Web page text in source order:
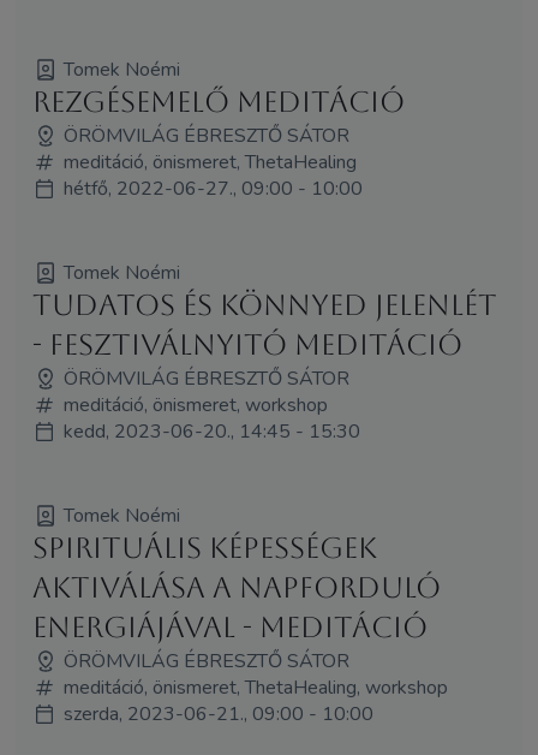
Tomek Noémi
Rezgésemelő meditáció
ÖRÖMVILÁG ÉBRESZTŐ SÁTOR
meditáció, önismeret, ThetaHealing
hétfő, 2022-06-27., 09:00 - 10:00
Tomek Noémi
Tudatos és könnyed jelenlét
- fesztiválnyitó meditáció
ÖRÖMVILÁG ÉBRESZTŐ SÁTOR
meditáció, önismeret, workshop
kedd, 2023-06-20., 14:45 - 15:30
Tomek Noémi
Spirituális képességek
aktiválása a Napforduló
energiájával - meditáció
ÖRÖMVILÁG ÉBRESZTŐ SÁTOR
meditáció, önismeret, ThetaHealing, workshop
szerda, 2023-06-21., 09:00 - 10:00